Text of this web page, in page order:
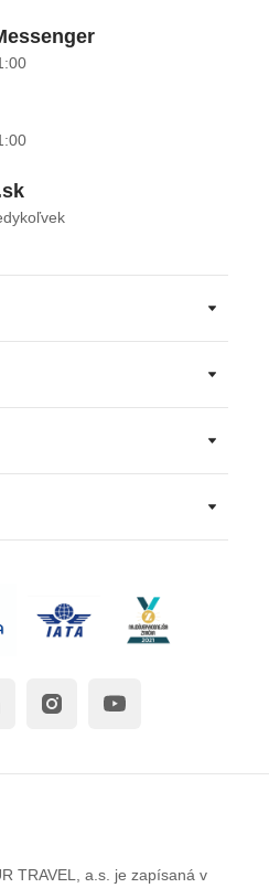
TRAVEL, a.s. je zapísaná v